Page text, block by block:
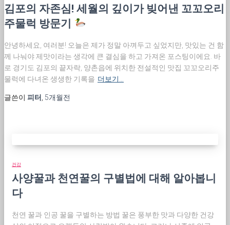
김포의 자존심! 세월의 깊이가 빚어낸 꼬꼬오리
주물럭 방문기
안녕하세요, 여러분! 오늘은 제가 정말 아껴두고 싶었지만, 맛있는 건 함
께 나눠야 제맛이라는 생각에 큰 결심을 하고 가져온 포스팅이에요. 바
로 경기도 김포의 끝자락, 양촌읍에 위치한 전설적인 맛집 꼬꼬오리주
물럭에 다녀온 생생한 기록을 더보기…
글쓴이 피터 5개월전
건강
사양꿀과 천연꿀의 구별법에 대해 알아봅니
다
천연 꿀과 인공 꿀을 구별하는 방법 꿀은 풍부한 맛과 다양한 건강